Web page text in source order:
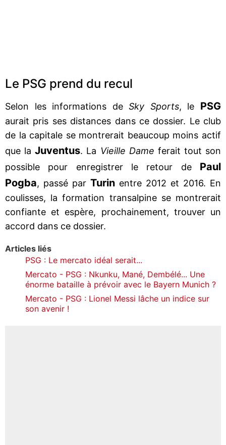
Le PSG prend du recul
Selon les informations deSky Sports, le PSG
aurait pris ses distances dans ce dossier. Le club
de la capitale se montrerait beaucoup moins actif
que laJuventus. La Vieille Dame ferait tout son
possible pour enregistrer le retour dePaul
Pogba, passé par Turin entre 2012 et 2016. En
coulisses, la formation transalpine se montrerait
confiante et espère, prochainement, trouver un
accord dans ce dossier.
Articles liés
PSG : Le mercato idéal serait...
Mercato - PSG : Nkunku, Mané, Dembélé... Une
énorme bataille à prévoir avec le Bayern Munich ?
Mercato - PSG : Lionel Messi lâche un indice sur
son avenir !